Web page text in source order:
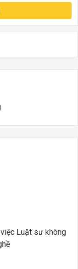
Luật sư không